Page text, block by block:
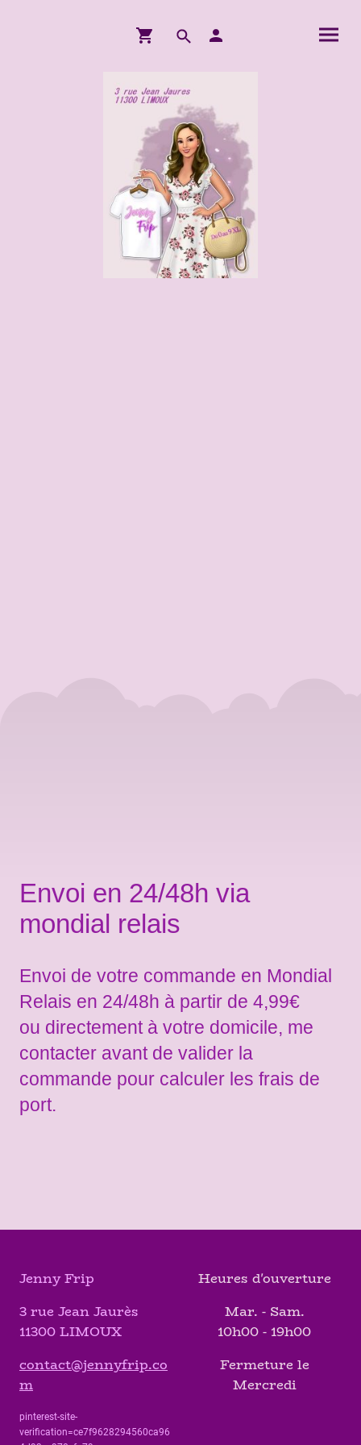
Envoi en 24/48h via
mondial relais
Envoi de votre commande en Mondial
Relais en 24/48h à partir de 4,99€
ou directement à votre domicile, me
contacter avant de valider la
commande pour calculer les frais de
port.
Jenny Frip
3 rue Jean Jaurès
11300 LIMOUX
contact@jennyfrip.co
m
pinterest-site-
verification=ce7f9628294560ca96
Heures d'ouverture
Mar. - Sam.
10h00 - 19h00
Fermeture le
Mercredi